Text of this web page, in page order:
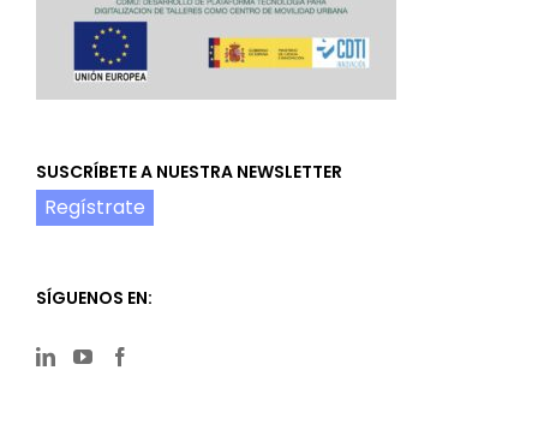
SUSCRÍBETE A NUESTRA NEWSLETTER
Regístrate
SÍGUENOS EN: